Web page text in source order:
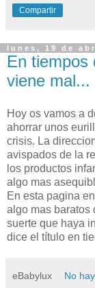
Compartir
lunes, 19 de
En tiempos
viene mal...
Hoy os vamos a
ahorrar unos
crisis. La
avispados de la
los productos
algo mas
En esta pagina
algo mas baratos
suerte que haya
dice el título en
eBabylux No